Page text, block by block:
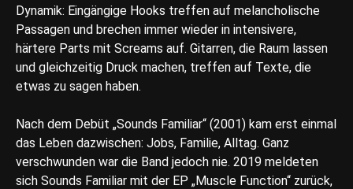
Dynamik: Eingängige Hooks treffen auf melancholische
Passagen und brechen immer wieder in intensivere,
härtere Parts mit Screams auf. Gitarren, die Raum lassen
und gleichzeitig Druck machen, treffen auf Texte, die
etwas zu sagen haben.
Nach dem Debüt „Sounds Familiar“ (2001) kam erst einmal
das Leben dazwischen: Jobs, Familie, Alltag. Ganz
verschwunden war die Band jedoch nie. 2019 meldeten
sich Sounds Familiar mit der EP „Muscle Function“ zurück,